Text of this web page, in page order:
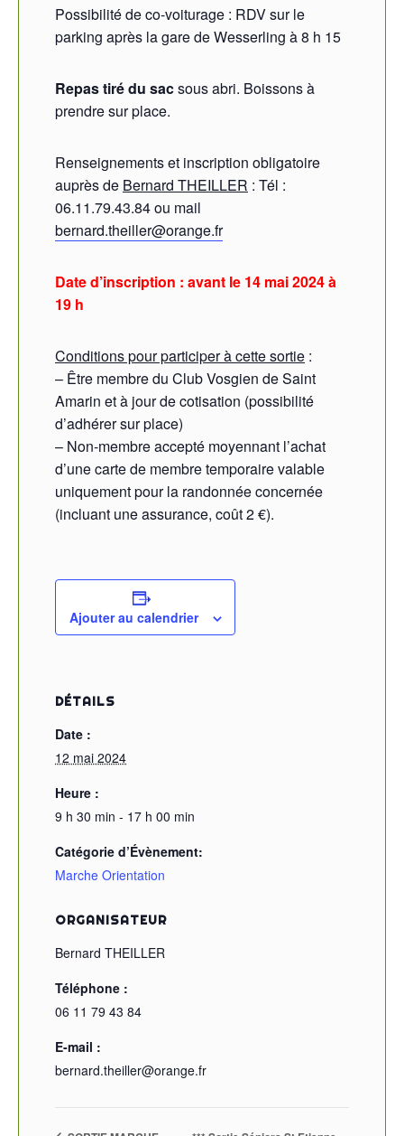
Possibilité de co-voiturage : RDV sur le
parking après la gare de Wesserling à 8 h 15
Repas tiré du sacsous abri. Boissons à
prendre sur place.
Renseignements et inscription obligatoire
auprès de Bernard THEILLER : Tél :
06.11.79.43.84 ou mail
bernard.theiller@orange.fr
Date d’inscription : avant le 14 mai 2024 à
19 h
Conditions pour participer à cette sortie :
– Être membre du Club Vosgien de Saint
Amarin et à jour de cotisation (possibilité
d’adhérer sur place)
– Non-membre accepté moyennant l’achat
d’une carte de membre temporaire valable
uniquement pour la randonnée concernée
(incluant une assurance, coût 2 €).
Ajouter au calendrier
DÉTAILS
Date :
12 mai 2024
Heure :
9 h 30 min - 17 h 00 min
Catégorie d’Évènement:
Marche Orientation
ORGANISATEUR
Bernard THEILLER
Téléphone :
06 11 79 43 84
E-mail :
bernard.theiller@orange.fr